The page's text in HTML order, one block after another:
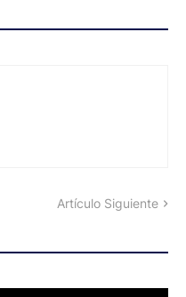
Artículo Siguiente